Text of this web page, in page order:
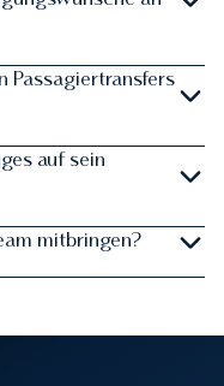
Passagiertransfers
auf sein
mitbringen?